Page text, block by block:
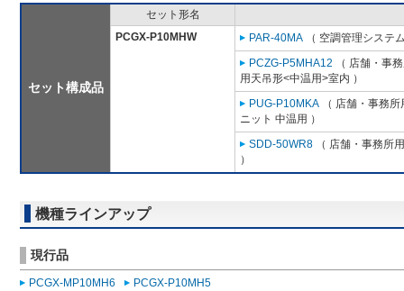
セット構成品
セット形名
PCGX-P10MHW
PAR-40MA （ 空調管理システ
PCZG-P5MHA12 （ 店舗・事
用天吊形<中温用>室内 ）
PUG-P10MKA （ 店舗・事務
ニット 中温用 ）
SDD-50WR8 （ 店舗・事務所
）
機種ラインアップ
現行品
PCGX-MP10MH6 PCGX-P10MH5